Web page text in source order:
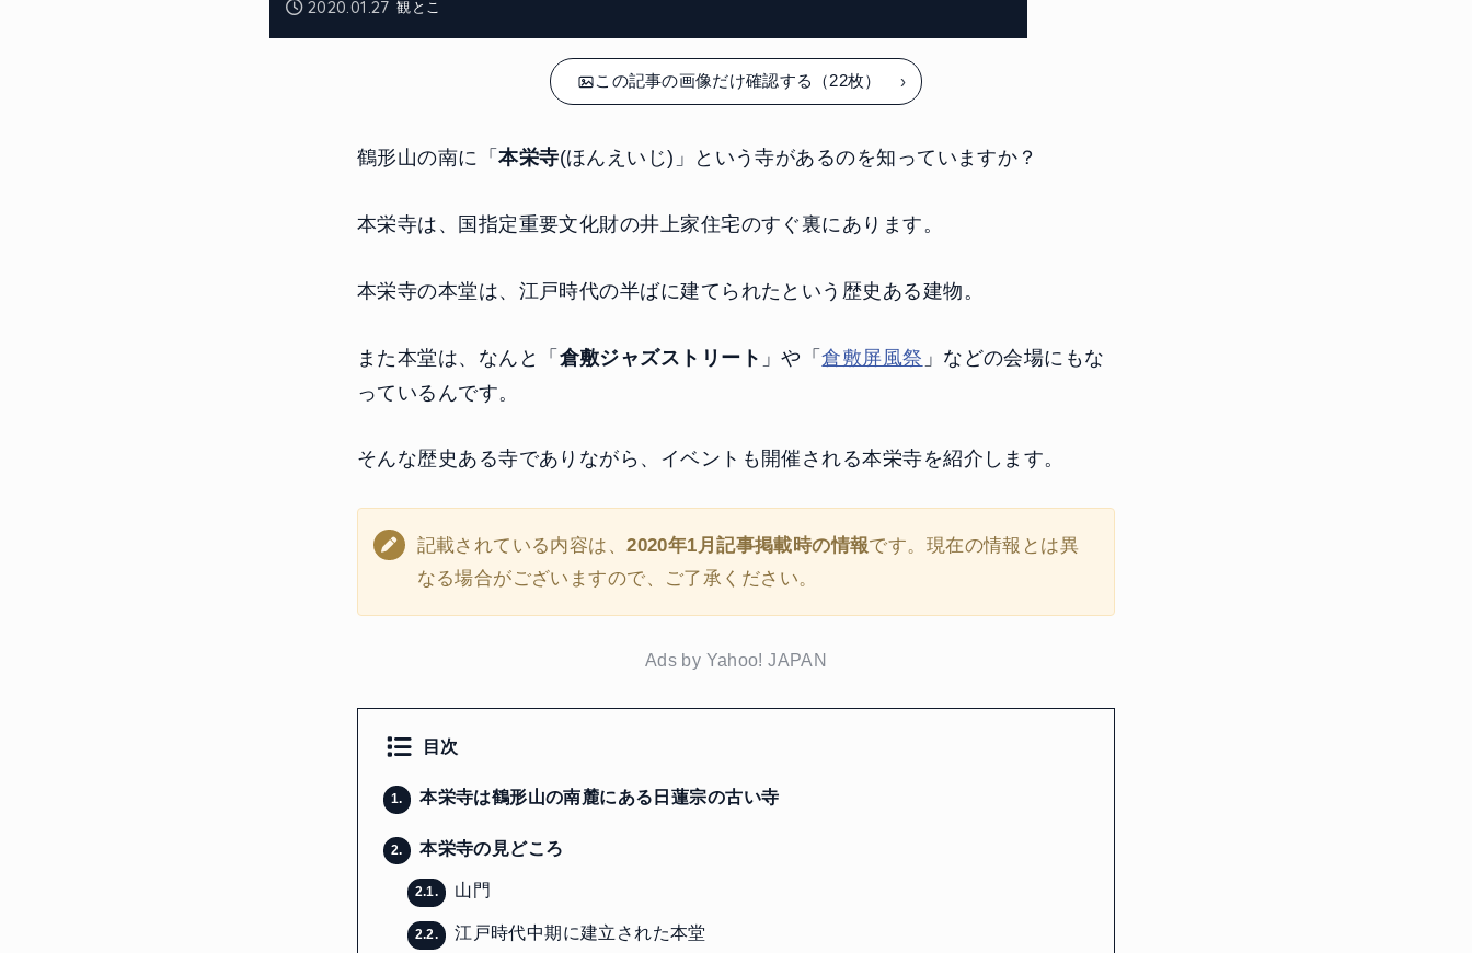
観とこ
2020.01.27
この記事の画像だけ確認する（22枚）
鶴形山の南に「本栄寺(ほんえいじ)」という寺があるのを知っていますか？
本栄寺は、国指定重要文化財の井上家住宅のすぐ裏にあります。
本栄寺の本堂は、江戸時代の半ばに建てられたという歴史ある建物。
また本堂は、なんと「 倉敷ジャズストリート 」や「倉敷屏風祭 」などの会場にもな
っているんです。
そんな歴史ある寺でありながら、イベントも開催される本栄寺を紹介します。
記載されている内容は、2020年1月記事掲載時の情報です。現在の情報とは異
なる場合がございますので、ご了承ください。
Ads by Yahoo! JAPAN
目次
1. 本栄寺は鶴形山の南麓にある日蓮宗の古い寺
2. 本栄寺の見どころ
2.1. 山門
2.2. 江戸時代中期に建立された本堂